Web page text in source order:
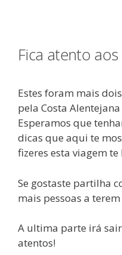
Fica atento
Estes foram mais
pela Costa
Esperamos que
dicas que aqui te
fizeres esta viagem
Se gostaste partilha
mais pessoas a
A ultima parte irá
atentos!